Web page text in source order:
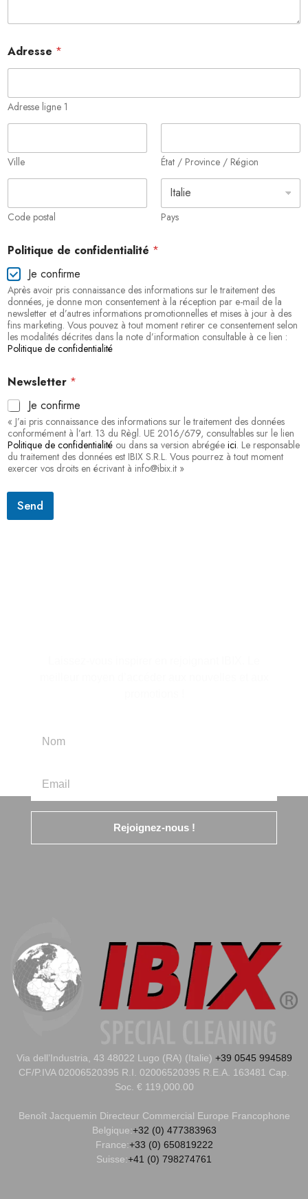
Adresse *
Adresse ligne 1
Ville État / Province / Région
Code postal Pays
o
l
i
t
i
q
u
e
l
é
p
h
o
n
e
*
Politique de confidentialité *
Je confirme
Après avoir pris connaissance des informations sur le traitement des
données, je donne mon consentement à la réception par e-mail de la
newsletter et d’autres informations promotionnelles et mises à jour à des
fins marketing. Vous pouvez à tout moment retirer ce consentement selon
les modalités décrites dans la note d’information consultable à ce lien :
Politique de confidentialité
Newsletter *
Je confirme
« J’ai pris connaissance des informations sur le traitement des données
conformément à l’art. 13 du Règl. UE 2016/679, consultables sur le lien
Politique de confidentialité ou dans sa version abrégée ici. Le responsable
du traitement des données est IBIX S.R.L. Vous pourrez à tout moment
exercer vos droits en écrivant à info@ibix.it »
Send
Rejoignez-nous !
Via dell’Industria, 43 48022 Lugo (RA) (Italie) +39 0545 994589
CF/P.IVA 02006520395 R.I. 02006520395 R.E.A. 163481 Cap.
Soc. € 119,000.00
Benoît Jacquemin Directeur Commercial Europe Francophone
Belgique:+32 (0) 477383963
France:+33 (0) 650819222
Suisse:+41 (0) 798274761